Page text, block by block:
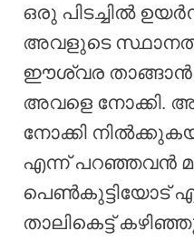
ഒരു പിടച്ചിൽ
അവളുടെ
ഈശ്വര
അവളെ നോക്കി.
നോക്കി
എന്ന് പറഞ്ഞവൻ
പെൺകുട്ടിയോട്
താലികെട്ട്